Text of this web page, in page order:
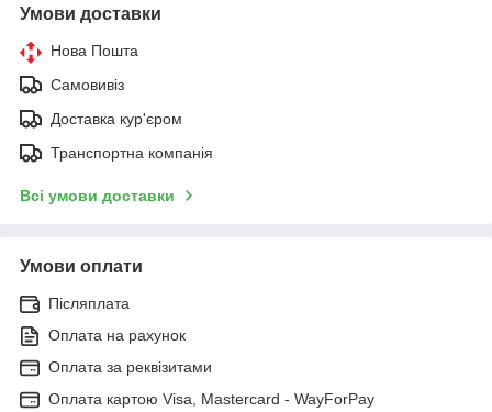
Умови доставки
Нова Пошта
Самовивіз
Доставка кур'єром
Транспортна компанія
Всі умови доставки
Умови оплати
Післяплата
Оплата на рахунок
Оплата за реквізитами
Оплата картою Visa, Mastercard - WayForPay